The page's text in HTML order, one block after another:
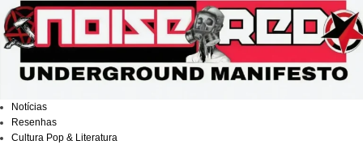
para
o
conteúdo
Notícias
Resenhas
Cultura Pop & Literatura